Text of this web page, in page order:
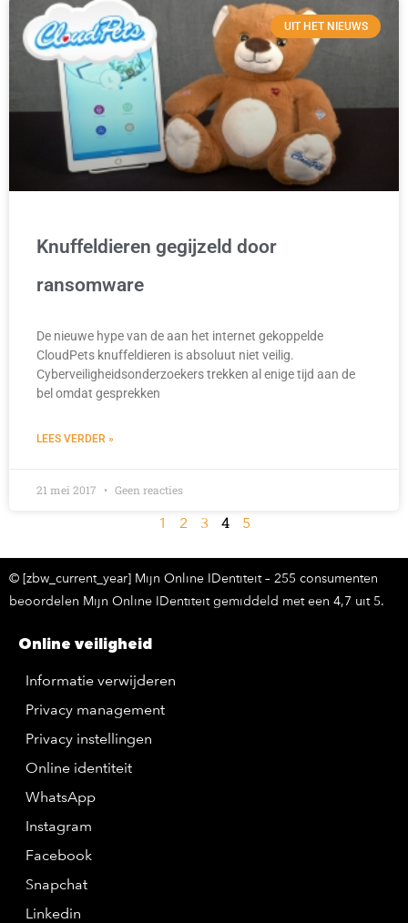
UIT HET NIEUWS
Knuffeldieren gegijzeld door
ransomware
De nieuwe hype van de aan het internet gekoppelde
CloudPets knuffeldieren is absoluut niet veilig.
Cyberveiligheidsonderzoekers trekken al enige tijd aan de
bel omdat gesprekken
LEES VERDER »
21 mei 2017 Geen reacties
1 2 3 4 5
© [zbw_current_year] Mijn Online IDentiteit – 255 consumenten
beoordelen Mijn Online IDentiteit gemiddeld met een 4,7 uit 5.
Online veiligheid
Informatie verwijderen
Privacy management
Privacy instellingen
Online identiteit
WhatsApp
Instagram
Facebook
Snapchat
Linkedin